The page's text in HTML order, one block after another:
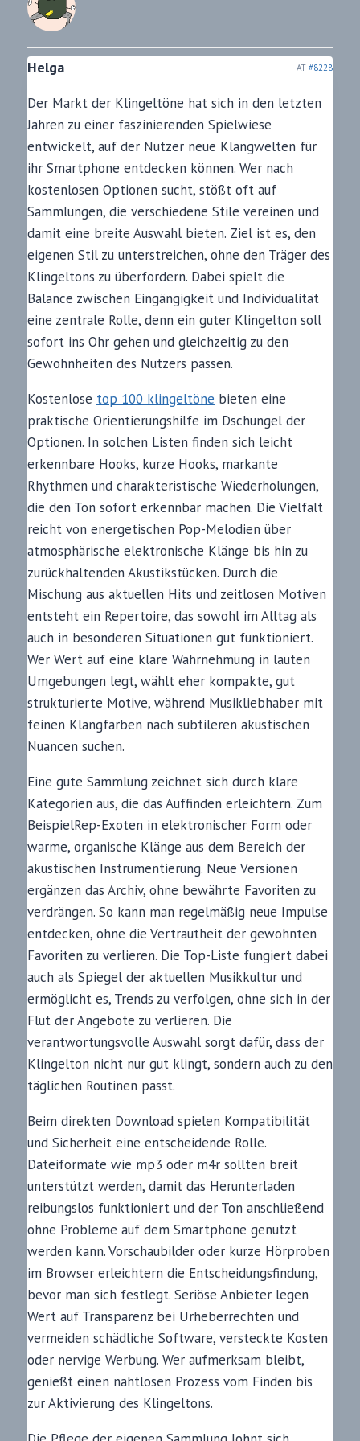
Helga AT #8228
Der Markt der Klingeltöne hat sich in den letzten
Jahren zu einer faszinierenden Spielwiese
entwickelt, auf der Nutzer neue Klangwelten für
ihr Smartphone entdecken können. Wer nach
kostenlosen Optionen sucht, stößt oft auf
Sammlungen, die verschiedene Stile vereinen und
damit eine breite Auswahl bieten. Ziel ist es, den
eigenen Stil zu unterstreichen, ohne den Träger des
Klingeltons zu überfordern. Dabei spielt die
Balance zwischen Eingängigkeit und Individualität
eine zentrale Rolle, denn ein guter Klingelton soll
sofort ins Ohr gehen und gleichzeitig zu den
Gewohnheiten des Nutzers passen.
Kostenlose top 100 klingeltöne bieten eine
praktische Orientierungshilfe im Dschungel der
Optionen. In solchen Listen finden sich leicht
erkennbare Hooks, kurze Hooks, markante
Rhythmen und charakteristische Wiederholungen,
die den Ton sofort erkennbar machen. Die Vielfalt
reicht von energetischen Pop-Melodien über
atmosphärische elektronische Klänge bis hin zu
zurückhaltenden Akustikstücken. Durch die
Mischung aus aktuellen Hits und zeitlosen Motiven
entsteht ein Repertoire, das sowohl im Alltag als
auch in besonderen Situationen gut funktioniert.
Wer Wert auf eine klare Wahrnehmung in lauten
Umgebungen legt, wählt eher kompakte, gut
strukturierte Motive, während Musikliebhaber mit
feinen Klangfarben nach subtileren akustischen
Nuancen suchen.
Eine gute Sammlung zeichnet sich durch klare
Kategorien aus, die das Auffinden erleichtern. Zum
BeispielRep-Exoten in elektronischer Form oder
warme, organische Klänge aus dem Bereich der
akustischen Instrumentierung. Neue Versionen
ergänzen das Archiv, ohne bewährte Favoriten zu
verdrängen. So kann man regelmäßig neue Impulse
entdecken, ohne die Vertrautheit der gewohnten
Favoriten zu verlieren. Die Top-Liste fungiert dabei
auch als Spiegel der aktuellen Musikkultur und
ermöglicht es, Trends zu verfolgen, ohne sich in der
Flut der Angebote zu verlieren. Die
verantwortungsvolle Auswahl sorgt dafür, dass der
Klingelton nicht nur gut klingt, sondern auch zu den
täglichen Routinen passt.
Beim direkten Download spielen Kompatibilität
und Sicherheit eine entscheidende Rolle.
Dateiformate wie mp3 oder m4r sollten breit
unterstützt werden, damit das Herunterladen
reibungslos funktioniert und der Ton anschließend
ohne Probleme auf dem Smartphone genutzt
werden kann. Vorschaubilder oder kurze Hörproben
im Browser erleichtern die Entscheidungsfindung,
bevor man sich festlegt. Seriöse Anbieter legen
Wert auf Transparenz bei Urheberrechten und
vermeiden schädliche Software, versteckte Kosten
oder nervige Werbung. Wer aufmerksam bleibt,
genießt einen nahtlosen Prozess vom Finden bis
zur Aktivierung des Klingeltons.